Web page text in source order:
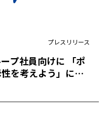
プレスリリース
プ社員向けに 「ポ
を考えよう」につ